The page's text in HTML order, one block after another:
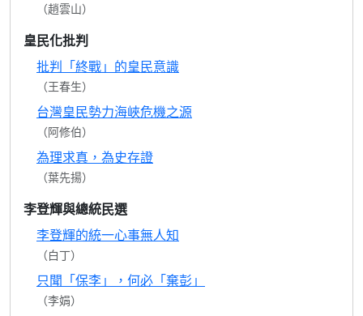
（趙雲山）
皇民化批判
批判「終戰」的皇民意識
（王春生）
台灣皇民勢力海峽危機之源
（阿修伯）
為理求真，為史存證
（葉先揚）
李登輝與總統民選
李登輝的統一心事無人知
（白丁）
只聞「保李」，何必「棄彭」
（李娟）